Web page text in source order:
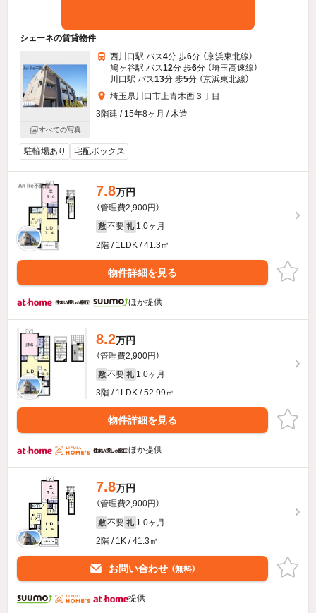
シェーネの賃貸物件
すべての写真
西川口駅 バス4分 歩6分 （京浜東北線）
鳩ヶ谷駅 バス12分 歩6分 （埼玉高速線）
川口駅 バス13分 歩5分 （京浜東北線）
埼玉県川口市上青木西３丁目
3階建 / 15年8ヶ月 / 木造
駐輪場あり 宅配ボックス
7.8万円
（管理費2,900円）
敷 不要 礼 1.0ヶ月
2階 / 1LDK / 41.3㎡
物件詳細を見る
ほか提供
8.2万円
（管理費2,900円）
敷 不要 礼 1.0ヶ月
3階 / 1LDK / 52.99㎡
物件詳細を見る
ほか提供
7.8万円
（管理費2,900円）
敷 不要 礼 1.0ヶ月
2階 / 1K / 41.3㎡
お問い合わせ （無料）
提供